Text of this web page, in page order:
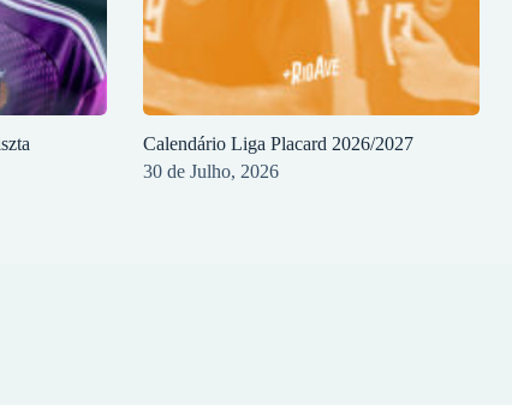
Calendário Liga Placard 2026/2027
30 de Julho, 2026